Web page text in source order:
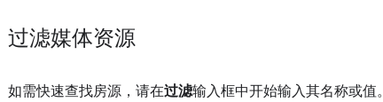
过滤媒体资源
如需快速查找房源，请在过滤输入框中开始输入其名称或值。